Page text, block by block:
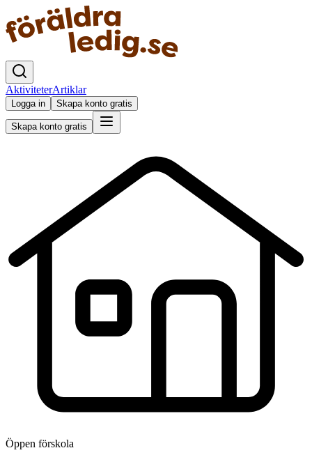
AktiviteterArtiklar
Logga in Skapa konto gratis
Skapa konto gratis
Öppen förskola